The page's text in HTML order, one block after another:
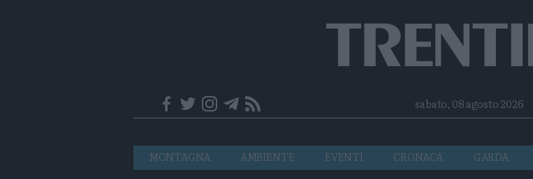
Telegram
RSSsabato, 08 agosto 2026
Navigazione
principale
MONTAGNA AMBIENTE EVENTI CRONACA GARDA